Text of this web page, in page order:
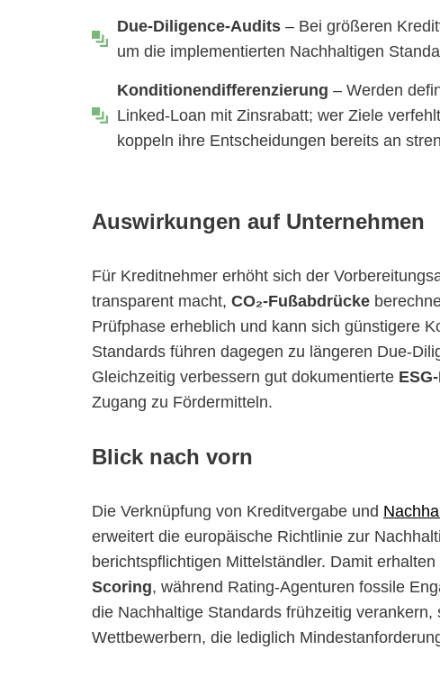
Due-Diligence-Audits – Bei größeren
um die implementierten Nachhaltigen
Konditionendifferenzierung – Werden
Linked-Loan mit Zinsrabatt; wer Ziele
koppeln ihre Entscheidungen bereits an
Auswirkungen auf Unternehmen
Für Kreditnehmer erhöht sich der
transparent macht, CO₂-Fußabdrücke
Prüfphase erheblich und kann sich günstigere
Standards führen dagegen zu längeren Due-
Gleichzeitig verbessern gut dokumentierte
Zugang zu Fördermitteln.
Blick nach vorn
Die Verknüpfung von Kreditvergabe und
erweitert die europäische Richtlinie zur
berichtspflichtigen Mittelständler. Damit
Scoring, während Rating-Agenturen fossile
die Nachhaltige Standards frühzeitig
Wettbewerbern, die lediglich